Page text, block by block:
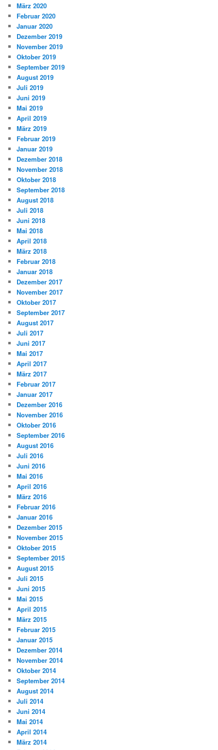
März 2020
Februar 2020
Januar 2020
Dezember 2019
November 2019
Oktober 2019
September 2019
August 2019
Juli 2019
Juni 2019
Mai 2019
April 2019
März 2019
Februar 2019
Januar 2019
Dezember 2018
November 2018
Oktober 2018
September 2018
August 2018
Juli 2018
Juni 2018
Mai 2018
April 2018
März 2018
Februar 2018
Januar 2018
Dezember 2017
November 2017
Oktober 2017
September 2017
August 2017
Juli 2017
Juni 2017
Mai 2017
April 2017
März 2017
Februar 2017
Januar 2017
Dezember 2016
November 2016
Oktober 2016
September 2016
August 2016
Juli 2016
Juni 2016
Mai 2016
April 2016
März 2016
Februar 2016
Januar 2016
Dezember 2015
November 2015
Oktober 2015
September 2015
August 2015
Juli 2015
Juni 2015
Mai 2015
April 2015
März 2015
Februar 2015
Januar 2015
Dezember 2014
November 2014
Oktober 2014
September 2014
August 2014
Juli 2014
Juni 2014
Mai 2014
April 2014
März 2014